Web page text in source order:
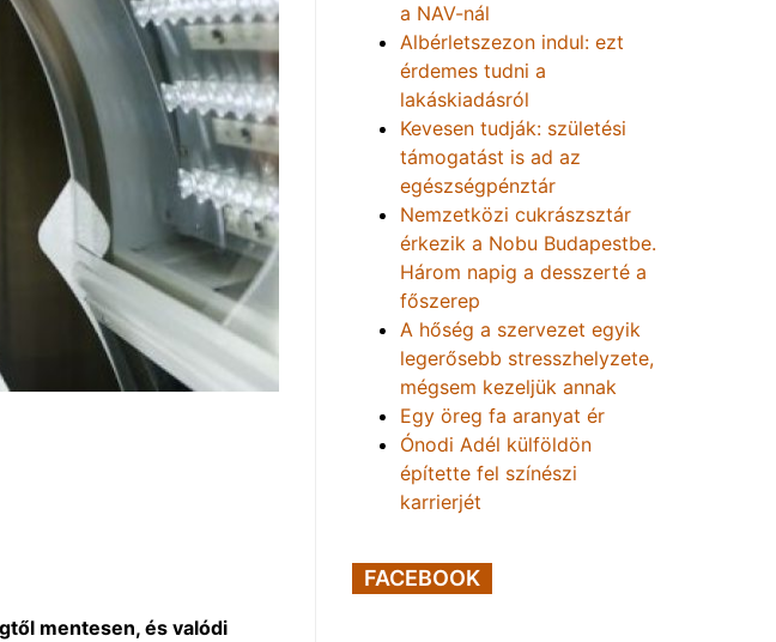
mentesen, és valódi
a NAV-nál
Albérletszezon indul: ezt
érdemes tudni a
lakáskiadásról
Kevesen tudják: születési
támogatást is ad az
egészségpénztár
Nemzetközi cukrászsztár
érkezik a Nobu Budapestbe.
Három napig a desszerté a
főszerep
A hőség a szervezet egyik
legerősebb stresszhelyzete,
mégsem kezeljük annak
Egy öreg fa aranyat ér
Ónodi Adél külföldön
építette fel színészi
karrierjét
FACEBOOK